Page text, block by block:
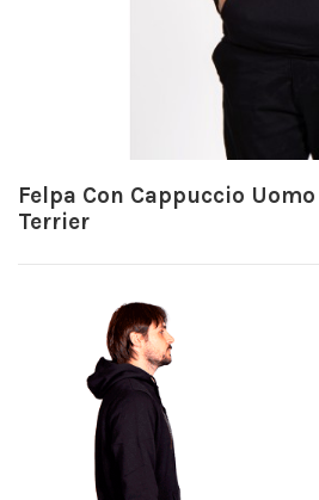
Felpa Con Cappuccio
Terrier